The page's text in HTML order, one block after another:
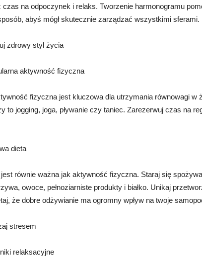
czas na odpoczynek i relaks. Tworzenie harmonogramu
abyś mógł skutecznie zarządzać wszystkimi sferami.
zdrowy styl życia
aktywność fizyczna
fizyczna jest kluczowa dla utrzymania równowagi w
to jogging, joga, pływanie czy taniec. Zarezerwuj czas na
dieta
równie ważna jak aktywność fizyczna. Staraj się
owoce, pełnoziarniste produkty i białko. Unikaj
że dobre odżywianie ma ogromny wpływ na twoje
stresem
relaksacyjne